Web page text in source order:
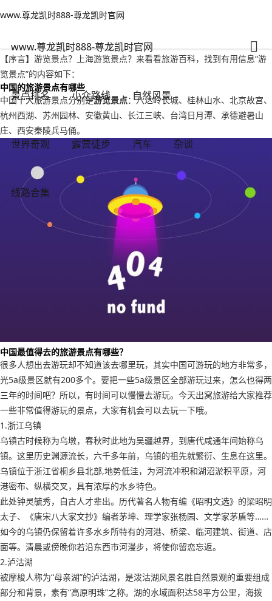
www.尊龙凯时888-尊龙凯时官网
www.尊龙凯时888-尊龙凯时官网
景点排名 小众路线 自然风景
世界奇观 露营徒步 汽车 杂谈
线路合集
www.尊龙凯时888-尊龙凯时官网
游览景点？上海游览景点-www.尊龙凯时888
【序言】游览景点？上海游览景点？来看看旅游百科，找到有用信息“游
览景点”的内容如下：
中国的旅游景点有哪些
中国十大旅游景点分别是游览景点：八达岭长城、桂林山水、北京故宫、
杭州西湖、苏州园林、安徽黄山、长江三峡、台湾日月潭、承德避暑山
庄、西安秦陵兵马俑。
中国最值得去的旅游景点有哪些？
很多人想出去游玩却不知道该去哪里玩，其实中国可游玩的地方非常多，
光5a级景区就有200多个。要把一些5a级景区全部游玩过来，怎么也得两
三年的时间吧？所以，有时间可以慢慢去游玩。今天出窝旅游给大家推荐
一些非常值得游玩的景点，大家有机会可以去玩一下哦。
1.浙江乌镇
乌镇古时候称为乌墩，春秋时此地为吴疆越界，到唐代咸通年间始称乌
镇。这里历史渊源流长，六千多年前，乌镇的祖先就繁衍、生息在这里。
乌镇位于浙江省桐乡县北部,地势低洼，为河流冲积和湖沼淤积平原，河
港密布、纵横交叉，具有浓厚的水乡特色。
此处钟灵毓秀，自古人才辈出。历代著名人物有编《昭明文选》的梁昭明
太子、《唐宋八大家文抄》编者茅坤、理学家张杨园、文学家茅盾等……
如今的乌镇仍保留着许多水乡所特有的河港、桥梁、临河建筑、街道、店
面等。清晨或傍晚你若沿东西市河漫步，将使你留恋忘返。
2.泸沽湖
被摩梭人称为“母亲湖”的泸沽湖，是泼沽湖风景名胜自然景观的重要组成
部分和背景，素有“高原明珠”之称。湖的水域面积达58平方公里，海拨